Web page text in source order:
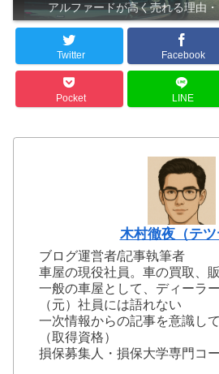
アルファードが高く売れる理由
Twitter Facebook
Pocket LINE
木村徹夜（テツ
ブログ運営者/記事執筆者
車屋の現役社員。車の買取、
一般の車屋として、ディーラ
（元）社員には語れない
一次情報からの記事を意識して
（取得資格）
損保募集人・損保大学専門コ